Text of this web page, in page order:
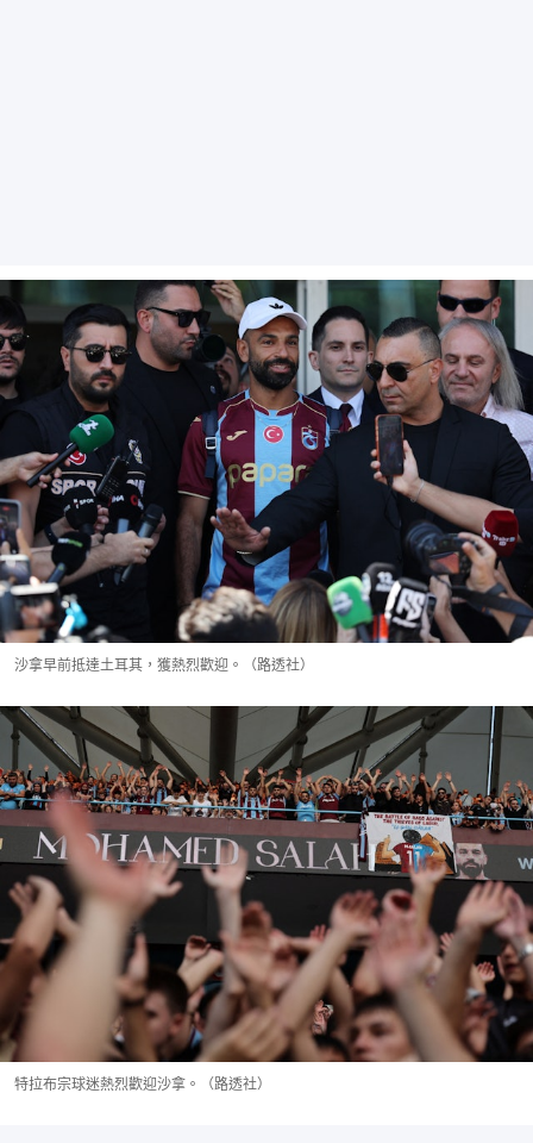
沙拿早前抵達土耳其，獲熱烈歡迎。（路透社）
特拉布宗球迷熱烈歡迎沙拿。（路透社）